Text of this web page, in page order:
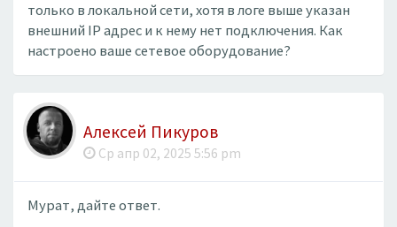
только в локальной сети, хотя в логе выше указан
внешний IP адрес и к нему нет подключения. Как
настроено ваше сетевое оборудование?
Алексей Пикуров
Ср апр 02, 2025 5:56 pm
Мурат, дайте ответ.